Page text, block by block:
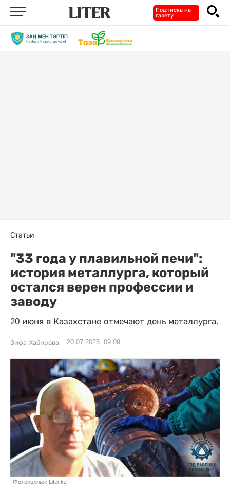
Подписка на
газету
Статьи
"33 года у плавильной печи":
история металлурга, который
остался верен профессии и
заводу
20 июня в Казахстане отмечают день металлурга.
Зифа Хабирова 20.07.2025, 09:09
Фотоколлаж Liter.kz